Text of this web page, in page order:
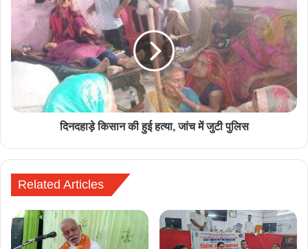
दिनदहाड़े किसान की हुई हत्या, जांच में जुटी पुलिस
Related Articles